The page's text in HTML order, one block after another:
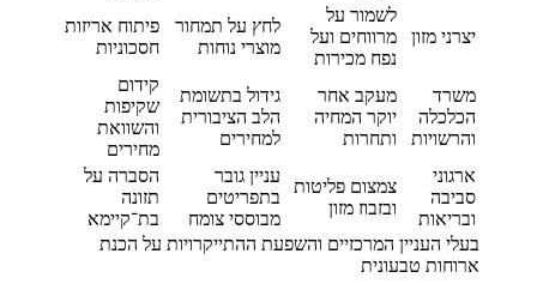
יצרני מזון
לשמור על
מרווחים ועל
נפח מכירות
לחץ על תמחור
מוצרי נוחות
פיתוח אריזות
חסכוניות
משרד
הכלכלה
והרשויות
מעקב אחר
יוקר המחיה
ותחרות
גידול בתשומת
הלב הציבורית
למחירים
קידום
שקיפות
והשוואת
מחירים
ארגוני
סביבה
ובריאות
צמצום פליטות
ובזבוז מזון
עניין גובר
בתפריטים
מבוססי צומח
הסברה על
תזונה
בת־קיימא
בעלי העניין המרכזיים והשפעת ההתייקרויות על הכנת
ארוחות טבעונית